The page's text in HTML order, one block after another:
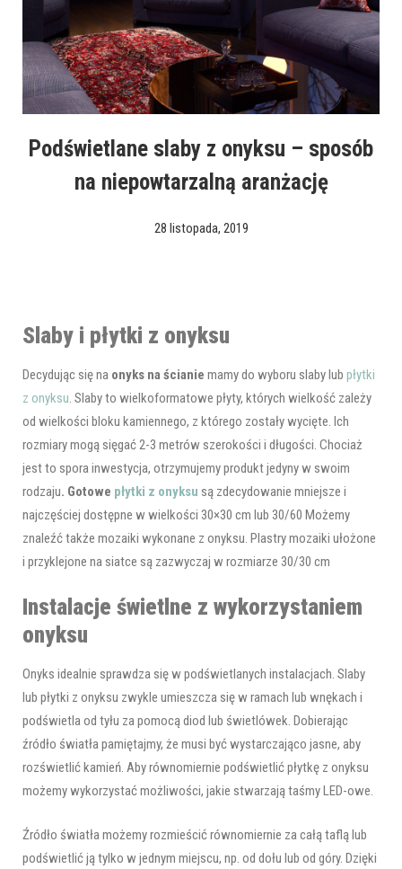
Podświetlane slaby z onyksu – sposób
na niepowtarzalną aranżację
28 listopada, 2019
Slaby i płytki z onyksu
Decydując się na onyks na ścianie mamy do wyboru slaby lub płytki
z onyksu. Slaby to wielkoformatowe płyty, których wielkość zależy
od wielkości bloku kamiennego, z którego zostały wycięte. Ich
rozmiary mogą sięgać 2-3 metrów szerokości i długości. Chociaż
jest to spora inwestycja, otrzymujemy produkt jedyny w swoim
rodzaju. Gotowe płytki z onyksu są zdecydowanie mniejsze i
najczęściej dostępne w wielkości 30×30 cm lub 30/60 Możemy
znaleźć także mozaiki wykonane z onyksu. Plastry mozaiki ułożone
i przyklejone na siatce są zazwyczaj w rozmiarze 30/30 cm
Instalacje świetlne z wykorzystaniem
onyksu
Onyks idealnie sprawdza się w podświetlanych instalacjach. Slaby
lub płytki z onyksu zwykle umieszcza się w ramach lub wnękach i
podświetla od tyłu za pomocą diod lub świetlówek. Dobierając
źródło światła pamiętajmy, że musi być wystarczająco jasne, aby
rozświetlić kamień. Aby równomiernie podświetlić płytkę z onyksu
możemy wykorzystać możliwości, jakie stwarzają taśmy LED-owe.
Źródło światła możemy rozmieścić równomiernie za całą taflą lub
podświetlić ją tylko w jednym miejscu, np. od dołu lub od góry. Dzięki